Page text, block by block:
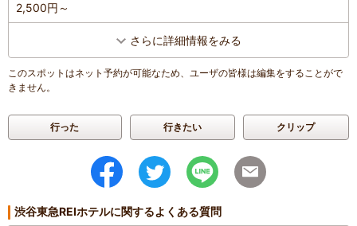
2,500円～
さらに詳細情報をみる
このスポットはネット予約が可能なため、ユーザの皆様は編集をすることがで
きません。
行った 行きたい クリップ
渋谷東急REIホテルに関するよくある質問